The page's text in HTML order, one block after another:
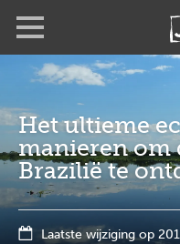
inhoud
gaan
Het ultieme
manieren om
Brazilië te
Laatste wijziging op